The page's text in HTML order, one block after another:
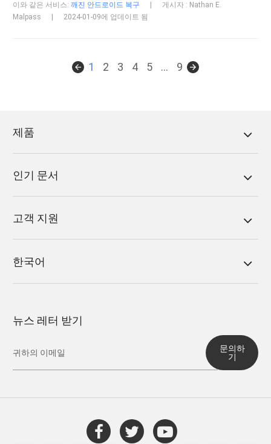
이와 같은 서비스:깨진 안드로이드 복구
게시자 : Nathan E.
Malpass
2024-01-09에 업데이트 됨
1 2 3 4 5 ... 9
제품
인기 문서
고객 지원
한국어
뉴스 레터 받기
문의하
기